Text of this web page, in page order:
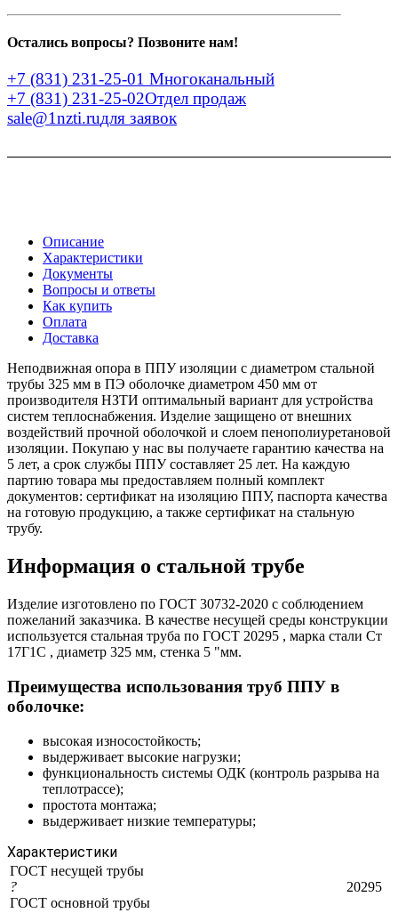
Остались вопросы? Позвоните нам!
+7 (831) 231-25-01 Многоканальный
+7 (831) 231-25-02Отдел продаж
sale@1nzti.ruдля заявок
Описание
Характеристики
Документы
Вопросы и ответы
Как купить
Оплата
Доставка
Неподвижная опора в ППУ изоляции с диаметром стальной
трубы 325 мм в ПЭ оболочке диаметром 450 мм от
производителя НЗТИ оптимальный вариант для устройства
систем теплоснабжения. Изделие защищено от внешних
воздействий прочной оболочкой и слоем пенополиуретановой
изоляции. Покупаю у нас вы получаете гарантию качества на
5 лет, а срок службы ППУ составляет 25 лет. На каждую
партию товара мы предоставляем полный комплект
документов: сертификат на изоляцию ППУ, паспорта качества
на готовую продукцию, а также сертификат на стальную
трубу.
Информация о стальной трубе
Изделие изготовлено по ГОСТ 30732-2020 с соблюдением
пожеланий заказчика. В качестве несущей среды конструкции
используется стальная труба по ГОСТ 20295 , марка стали Ст
17Г1С , диаметр 325 мм, стенка 5 "мм.
Преимущества использования труб ППУ в
оболочке:
высокая износостойкость;
выдерживает высокие нагрузки;
функциональность системы ОДК (контроль разрыва на
теплотрассе);
простота монтажа;
выдерживает низкие температуры;
Характеристики
ГОСТ несущей трубы
?
ГОСТ основной трубы
20295